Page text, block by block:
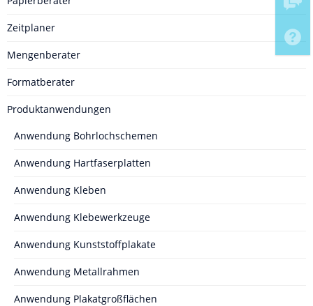
Zeitplaner
Mengenberater
Formatberater
Produktanwendungen
Anwendung Bohrlochschemen
Anwendung Hartfaserplatten
Anwendung Kleben
Anwendung Klebewerkzeuge
Anwendung Kunststoffplakate
Anwendung Metallrahmen
Anwendung Plakatgroßflächen